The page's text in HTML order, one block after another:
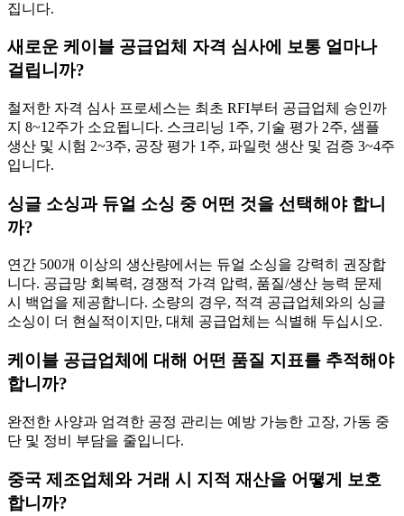
집니다.
새로운 케이블 공급업체 자격 심사에 보통 얼마나
걸립니까?
철저한 자격 심사 프로세스는 최초 RFI부터 공급업체 승인까
지 8~12주가 소요됩니다. 스크리닝 1주, 기술 평가 2주, 샘플
생산 및 시험 2~3주, 공장 평가 1주, 파일럿 생산 및 검증 3~4주
입니다.
싱글 소싱과 듀얼 소싱 중 어떤 것을 선택해야 합니
까?
연간 500개 이상의 생산량에서는 듀얼 소싱을 강력히 권장합
니다. 공급망 회복력, 경쟁적 가격 압력, 품질/생산 능력 문제
시 백업을 제공합니다. 소량의 경우, 적격 공급업체와의 싱글
소싱이 더 현실적이지만, 대체 공급업체는 식별해 두십시오.
케이블 공급업체에 대해 어떤 품질 지표를 추적해야
합니까?
완전한 사양과 엄격한 공정 관리는 예방 가능한 고장, 가동 중
단 및 정비 부담을 줄입니다.
중국 제조업체와 거래 시 지적 재산을 어떻게 보호
합니까?